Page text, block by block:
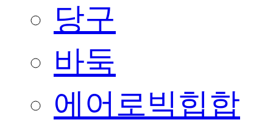
당구
바둑
에어로빅힙합